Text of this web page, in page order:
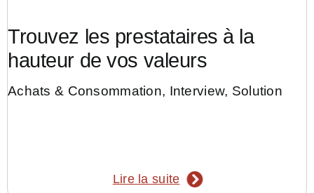
Trouvez les prestataires à la
hauteur de vos valeurs
Achats & Consommation, Interview, Solution
Lire la suite